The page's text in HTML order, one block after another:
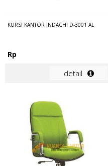
KURSI KANTOR INDACHI D-3001 AL
Rp
detail